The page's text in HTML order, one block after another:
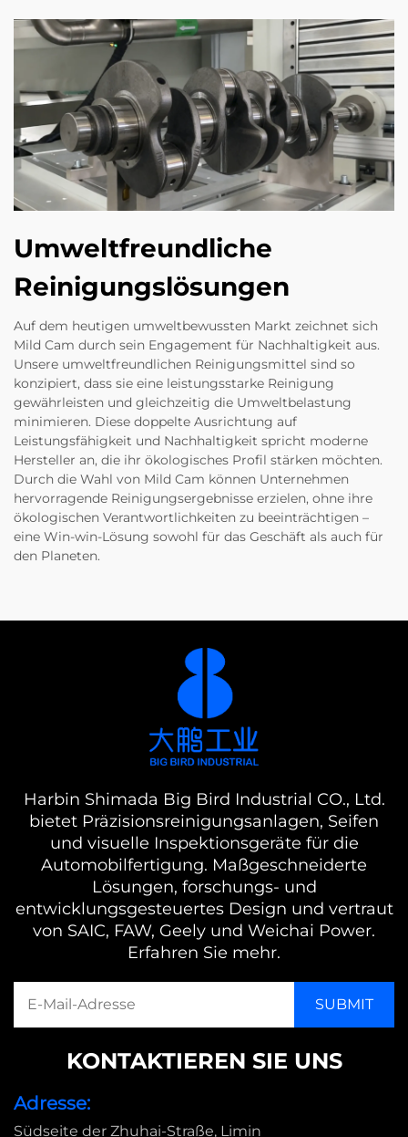
Umweltfreundliche
Reinigungslösungen
Auf dem heutigen umweltbewussten Markt zeichnet sich
Mild Cam durch sein Engagement für Nachhaltigkeit aus.
Unsere umweltfreundlichen Reinigungsmittel sind so
konzipiert, dass sie eine leistungsstarke Reinigung
gewährleisten und gleichzeitig die Umweltbelastung
minimieren. Diese doppelte Ausrichtung auf
Leistungsfähigkeit und Nachhaltigkeit spricht moderne
Hersteller an, die ihr ökologisches Profil stärken möchten.
Durch die Wahl von Mild Cam können Unternehmen
hervorragende Reinigungsergebnisse erzielen, ohne ihre
ökologischen Verantwortlichkeiten zu beeinträchtigen –
eine Win-win-Lösung sowohl für das Geschäft als auch für
den Planeten.
Harbin Shimada Big Bird Industrial CO., Ltd.
bietet Präzisionsreinigungsanlagen, Seifen
und visuelle Inspektionsgeräte für die
Automobilfertigung. Maßgeschneiderte
Lösungen, forschungs- und
entwicklungsgesteuertes Design und vertraut
von SAIC, FAW, Geely und Weichai Power.
Erfahren Sie mehr.
KONTAKTIEREN SIE UNS
Adresse:
Südseite der Zhuhai-Straße, Limin